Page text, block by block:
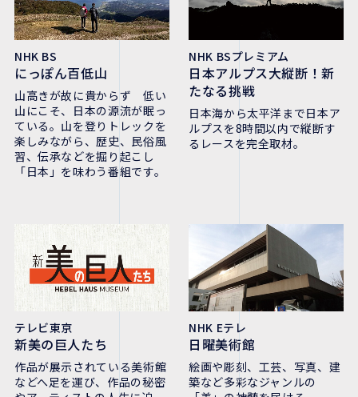
NHK BS
にっぽん百低山
山高きが故に貴からず 低い
山にこそ、日本の源流が眠っ
ている。山を登りトレックを
楽しみながら、歴史、民俗風
習、伝承などを掘り起こし
「日本」を味わう番組です。
NHK BSプレミアム
日本アルプス大縦断！新
たなる挑戦
日本海から太平洋まで日本ア
ルプスを8時間以内で縦断す
るレースを完全取材。
テレビ東京
新美の巨人たち
作品が展示されている美術館
などへ足を運び、作品の秘密
NHK Eテレ
日曜美術館
絵画や彫刻、工芸、写真、建
築など多彩なジャンルの